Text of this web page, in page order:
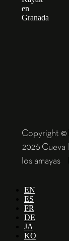
Copyright ©
2026 Cueva
los amayas
EN
ES
FR
DE
JA
KO